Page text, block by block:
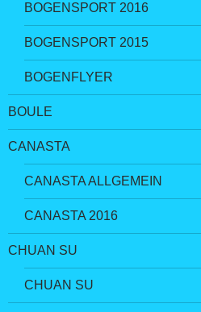
BOGENSPORT 2016
BOGENSPORT 2015
BOGENFLYER
BOULE
CANASTA
CANASTA ALLGEMEIN
CANASTA 2016
CHUAN SU
CHUAN SU